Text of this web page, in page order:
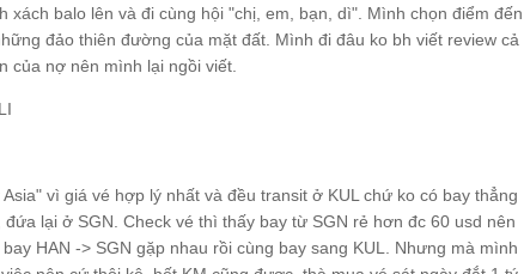
xách balo lên và đi cùng hội "chị, em, bạn, dì". Mình chọn điểm đến
đảo thiên đường của mặt đất. Mình đi đâu ko bh viết review cả
của nợ nên mình lại ngồi viết.
vì giá vé hợp lý nhất và đều transit ở KUL chứ ko có bay thẳng
lại ở SGN. Check vé thì thấy bay từ SGN rẻ hơn đc 60 usd nên
HAN -> SGN gặp nhau rồi cùng bay sang KUL. Nhưng mà mình